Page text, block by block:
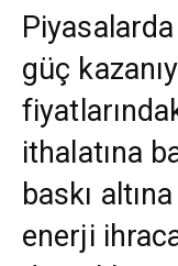
güç
ithalatına
baskı
enerji